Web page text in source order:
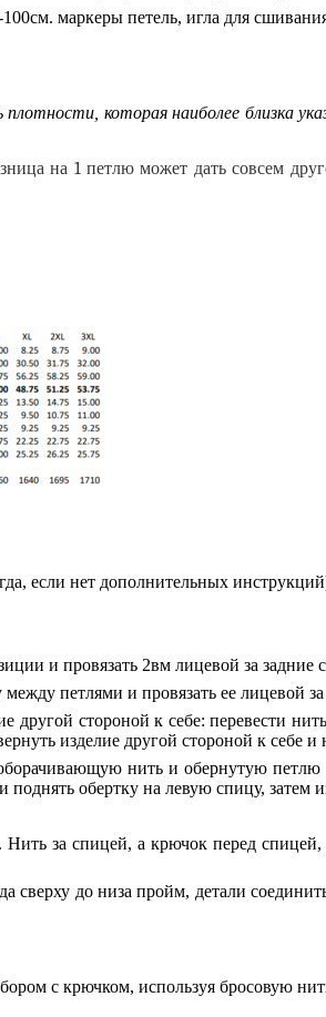
маркеры петель, игла для
которая наиболее близка
на 1 петлю может дать совсем
если нет дополнительных
и провязать 2вм лицевой за задние
петлями и провязать ее лицевой
стороной к себе: перевести
изделие другой стороной к себе и
нить и обернутую петлю
обертку на левую спицу, затем
за спицей, а крючок перед
до низа пройм, детали
с крючком, используя бросовую